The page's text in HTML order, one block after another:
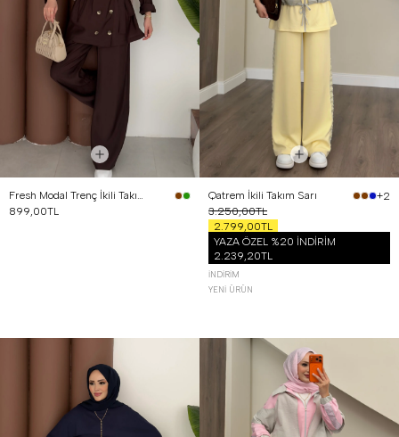
Fresh Modal Trenç İkili Takım Kahverengi
899,00TL
Qatrem İkili Takım Sarı
+2
3.250,00TL
2.799,00TL
YAZA ÖZEL %20 İNDİRİM
2.239,20TL
İNDIRIM
YENI ÜRÜN